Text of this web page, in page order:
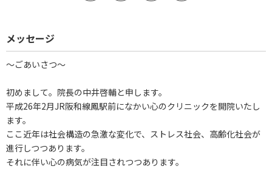
メッセージ
～ごあいさつ～
初めまして。院長の中井啓輔と申します。
平成26年2月JR阪和線鳳駅前になかい心のクリニックを開院いたし
ます。
ここ近年は社会構造の急激な変化で、ストレス社会、高齢化社会が
進行しつつあります。
それに伴い心の病気が注目されつつあります。